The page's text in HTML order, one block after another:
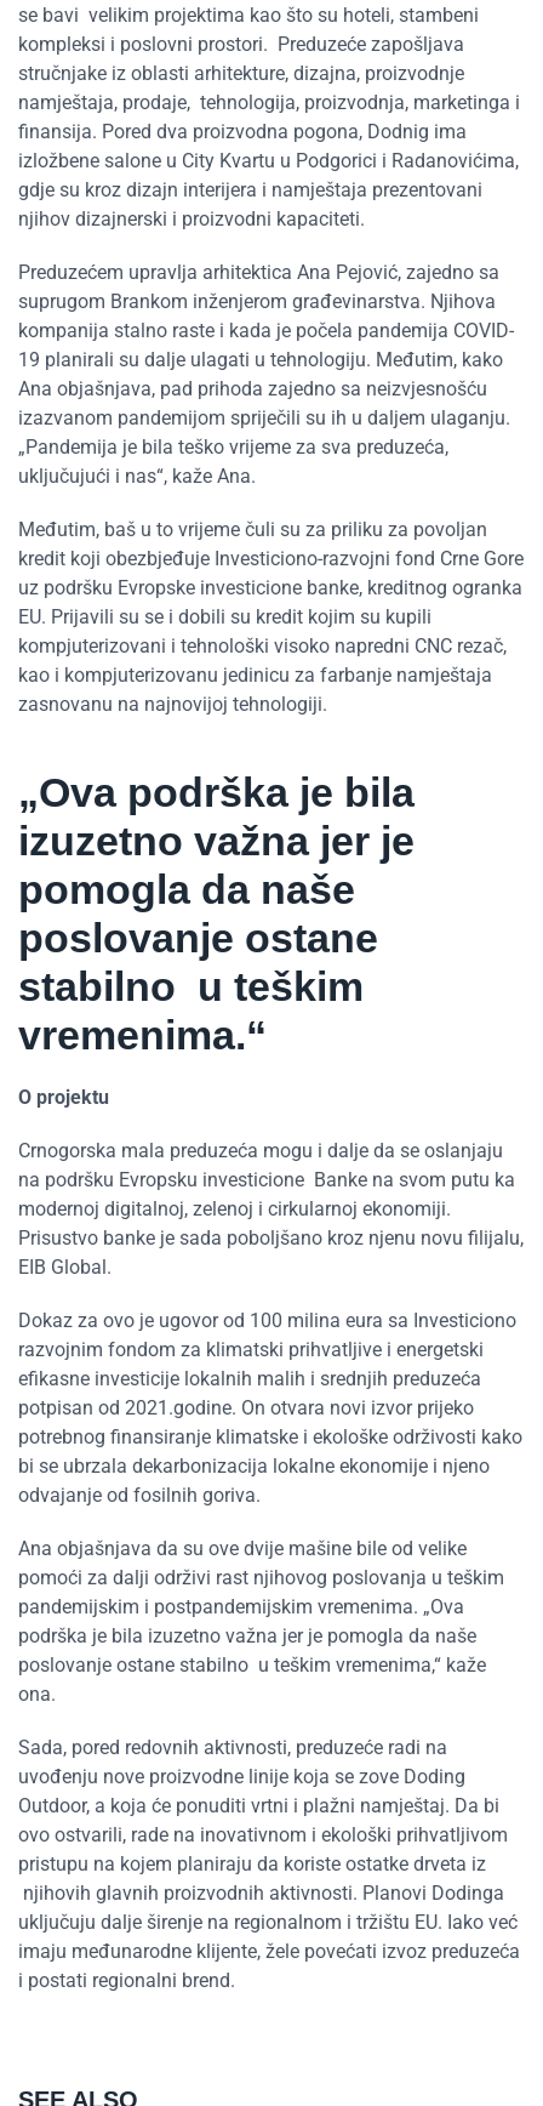
se bavi velikim projektima kao što su hoteli, stambeni
kompleksi i poslovni prostori. Preduzeće zapošljava
stručnjake iz oblasti arhitekture, dizajna, proizvodnje
namještaja, prodaje, tehnologija, proizvodnja, marketinga i
finansija. Pored dva proizvodna pogona, Dodnig ima
izložbene salone u City Kvartu u Podgorici i Radanovićima,
gdje su kroz dizajn interijera i namještaja prezentovani
njihov dizajnerski i proizvodni kapaciteti.
Preduzećem upravlja arhitektica Ana Pejović, zajedno sa
suprugom Brankom inženjerom građevinarstva. Njihova
kompanija stalno raste i kada je počela pandemija COVID-
19 planirali su dalje ulagati u tehnologiju. Međutim, kako
Ana objašnjava, pad prihoda zajedno sa neizvjesnošću
izazvanom pandemijom spriječili su ih u daljem ulaganju.
„Pandemija je bila teško vrijeme za sva preduzeća,
uključujući i nas“, kaže Ana.
Međutim, baš u to vrijeme čuli su za priliku za povoljan
kredit koji obezbjeđuje Investiciono-razvojni fond Crne Gore
uz podršku Evropske investicione banke, kreditnog ogranka
EU. Prijavili su se i dobili su kredit kojim su kupili
kompjuterizovani i tehnološki visoko napredni CNC rezač,
kao i kompjuterizovanu jedinicu za farbanje namještaja
zasnovanu na najnovijoj tehnologiji.
„Ova podrška je bila
izuzetno važna jer je
pomogla da naše
poslovanje ostane
stabilno u teškim
vremenima.“
O projektu
Crnogorska mala preduzeća mogu i dalje da se oslanjaju
na podršku Evropsku investicione Banke na svom putu ka
modernoj digitalnoj, zelenoj i cirkularnoj ekonomiji.
Prisustvo banke je sada poboljšano kroz njenu novu filijalu,
EIB Global.
Dokaz za ovo je ugovor od 100 milina eura sa Investiciono
razvojnim fondom za klimatski prihvatljive i energetski
efikasne investicije lokalnih malih i srednjih preduzeća
potpisan od 2021.godine. On otvara novi izvor prijeko
potrebnog finansiranje klimatske i ekološke održivosti kako
bi se ubrzala dekarbonizacija lokalne ekonomije i njeno
odvajanje od fosilnih goriva.
Ana objašnjava da su ove dvije mašine bile od velike
pomoći za dalji održivi rast njihovog poslovanja u teškim
pandemijskim i postpandemijskim vremenima. „Ova
podrška je bila izuzetno važna jer je pomogla da naše
poslovanje ostane stabilno u teškim vremenima,“ kaže
ona.
Sada, pored redovnih aktivnosti, preduzeće radi na
uvođenju nove proizvodne linije koja se zove Doding
Outdoor, a koja će ponuditi vrtni i plažni namještaj. Da bi
ovo ostvarili, rade na inovativnom i ekološki prihvatljivom
pristupu na kojem planiraju da koriste ostatke drveta iz
njihovih glavnih proizvodnih aktivnosti. Planovi Dodinga
uključuju dalje širenje na regionalnom i tržištu EU. Iako već
imaju međunarodne klijente, žele povećati izvoz preduzeća
i postati regionalni brend.
SEE ALSO